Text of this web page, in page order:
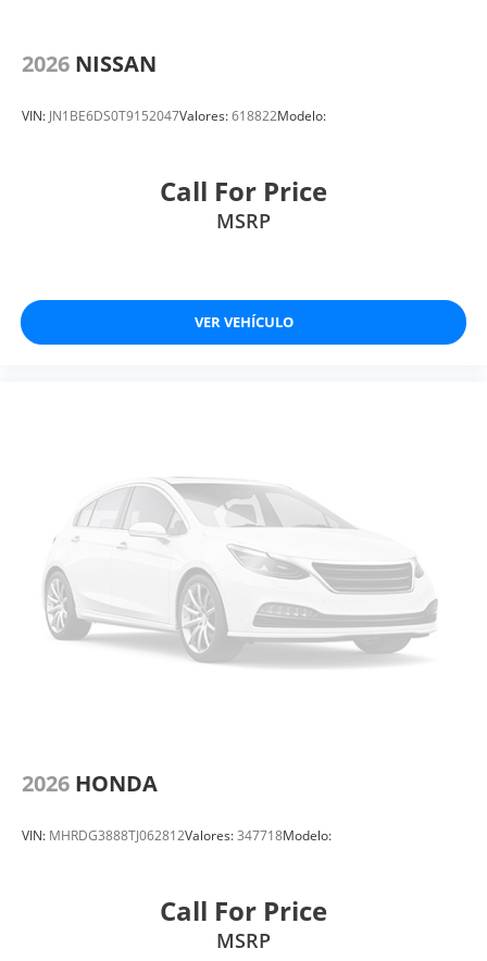
2026 NISSAN
VIN: JN1BE6DS0T9152047Valores:618822Modelo:
Call For Price
MSRP
VER VEHÍCULO
2026 HONDA
VIN: MHRDG3888TJ062812Valores:347718Modelo:
Call For Price
MSRP